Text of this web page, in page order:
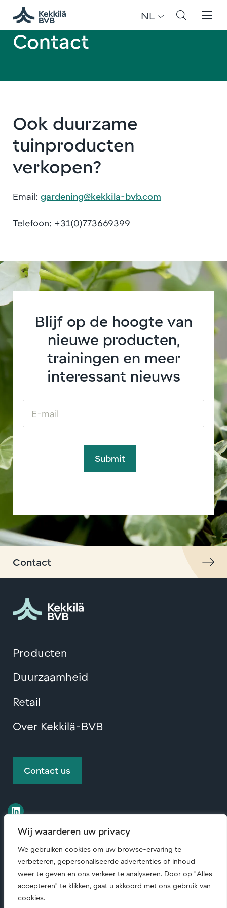
Wij waarderen uw privacy
We gebruiken cookies om uw browse-ervaring te
verbeteren, gepersonaliseerde advertenties of inhoud
weer te geven en ons verkeer te analyseren. Door op "Alles
accepteren" te klikken, gaat u akkoord met ons gebruik van
cookies.
NL
Contact
Ook duurzame
tuinproducten
verkopen?
Email: gardening@kekkila-bvb.com
Telefoon: +31(0)773669399
Blijf op de hoogte van
nieuwe producten,
trainingen en meer
interessant nieuws
Submit
Contact
Producten
Duurzaamheid
Retail
Over Kekkilä-BVB
Contact us
© Copyright2026 • All rights reserved.
Code of conduct (English)|Maatschappelijk
verantwoord ondernemen